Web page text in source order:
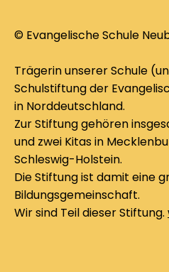
© Evangelische Schule
Trägerin unserer Schule
Schulstiftung der
in Norddeutschland.
Zur Stiftung gehören
und zwei Kitas in
Schleswig-Holstein.
Die Stiftung ist damit eine
Bildungsgemeinschaft.
Wir sind Teil dieser Stiftung.